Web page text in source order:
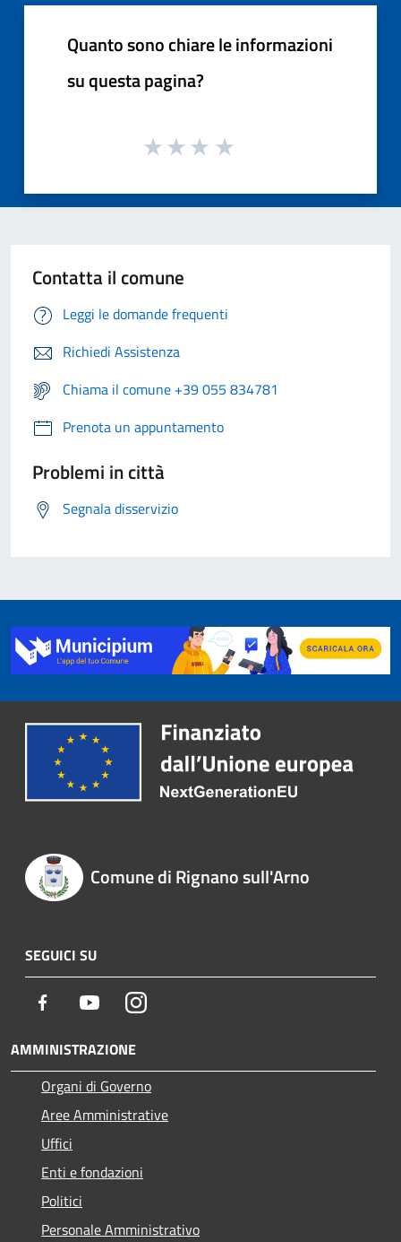
Quanto sono chiare le informazioni
su questa pagina?
Contatta il comune
Leggi le domande frequenti
Richiedi Assistenza
Chiama il comune +39 055 834781
Prenota un appuntamento
Problemi in città
Segnala disservizio
Comune di Rignano sull'Arno
SEGUICI SU
Facebook YoutubeInstagram
AMMINISTRAZIONE
Organi di Governo
Aree Amministrative
Uffici
Enti e fondazioni
Politici
Personale Amministrativo